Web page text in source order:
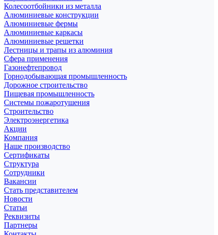
Колесоотбойники из металла
Алюминиевые конструкции
Алюминиевые фермы
Алюминиевые каркасы
Алюминиевые решетки
Лестницы и трапы из алюминия
Сфера применения
Газонефтепровод
Горнодобывающая промышленность
Дорожное строительство
Пищевая промышленность
Системы пожаротушения
Строительство
Электроэнергетика
Акции
Компания
Наше производство
Сертификаты
Структура
Сотрудники
Вакансии
Стать представителем
Новости
Статьи
Реквизиты
Партнеры